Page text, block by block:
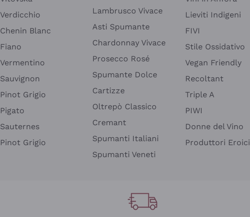
Verdicchio
Chenin Blanc
Fiano
Vermentino
Sauvignon
Pinot Grigio
Pigato
Sauternes
Pinot Grigio
Lambrusco Vivace
Asti Spumante
Chardonnay Vivace
Prosecco Rosé
Spumante Dolce
Cartizze
Oltrepò Classico
Cremant
Spumanti Italiani
Spumanti Veneti
Lieviti Indigeni
FIVI
Stile Ossidativo
Vegan Friendly
Recoltant
Triple A
PIWI
Donne del Vino
Produttori Eroici